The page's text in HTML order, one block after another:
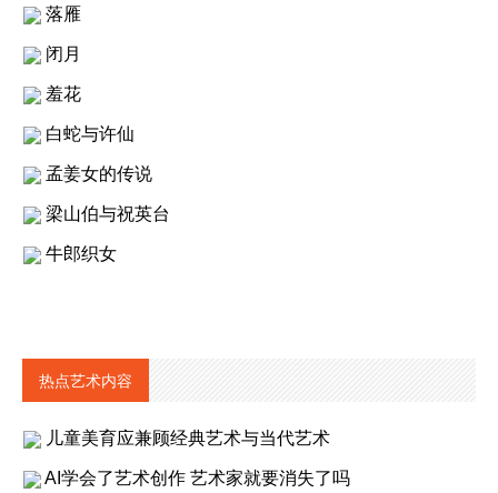
落雁
闭月
羞花
白蛇与许仙
孟姜女的传说
梁山伯与祝英台
牛郎织女
热点艺术内容
儿童美育应兼顾经典艺术与当代艺术
AI学会了艺术创作 艺术家就要消失了吗